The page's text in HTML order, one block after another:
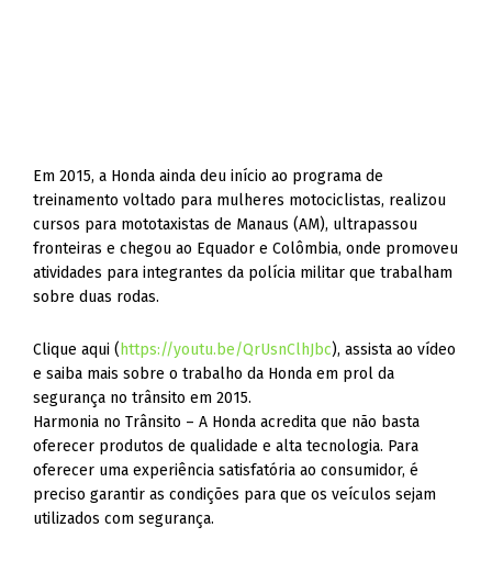
Em 2015, a Honda ainda deu início ao programa de
treinamento voltado para mulheres motociclistas, realizou
cursos para mototaxistas de Manaus (AM), ultrapassou
fronteiras e chegou ao Equador e Colômbia, onde promoveu
atividades para integrantes da polícia militar que trabalham
sobre duas rodas.
Clique aqui ( https://youtu.be/QrUsnClhJbc), assista ao vídeo
e saiba mais sobre o trabalho da Honda em prol da
segurança no trânsito em 2015.
Harmonia no Trânsito – A Honda acredita que não basta
oferecer produtos de qualidade e alta tecnologia. Para
oferecer uma experiência satisfatória ao consumidor, é
preciso garantir as condições para que os veículos sejam
utilizados com segurança.